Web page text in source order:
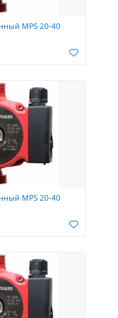
MPS 20-40
MPS 20-40